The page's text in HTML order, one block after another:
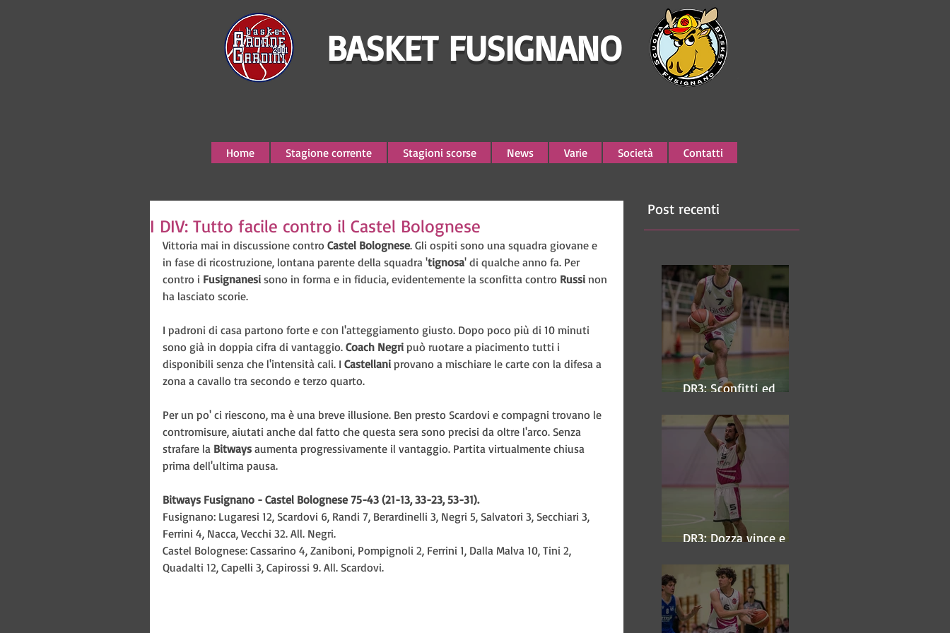
BASKET FUSIGNANO
Home Stagione corrente Stagioni scorse News Varie Società Contatti
I DIV: Tutto facile contro il Castel Bolognese
Vittoria mai in discussione contro Castel Bolognese. Gli ospiti sono una squadra giovane e
in fase di ricostruzione, lontana parente della squadra 'tignosa' di qualche anno fa. Per
contro i Fusignanesi sono in forma e in fiducia, evidentemente la sconfitta contro Russi non
ha lasciato scorie.
I padroni di casa partono forte e con l'atteggiamento giusto. Dopo poco più di 10 minuti
sono già in doppia cifra di vantaggio. Coach Negri può ruotare a piacimento tutti i
disponibili senza che l'intensità cali. I Castellani provano a mischiare le carte con la difesa a
zona a cavallo tra secondo e terzo quarto.
Per un po' ci riescono, ma è una breve illusione. Ben presto Scardovi e compagni trovano le
contromisure, aiutati anche dal fatto che questa sera sono precisi da oltre l'arco. Senza
strafare la Bitways aumenta progressivamente il vantaggio. Partita virtualmente chiusa
prima dell'ultima pausa.
Bitways Fusignano - Castel Bolognese 75-43 (21-13, 33-23, 53-31).
Fusignano: Lugaresi 12, Scardovi 6, Randi 7, Berardinelli 3, Negri 5, Salvatori 3, Secchiari 3,
Ferrini 4, Nacca, Vecchi 32. All. Negri.
Castel Bolognese: Cassarino 4, Zaniboni, Pompignoli 2, Ferrini 1, Dalla Malva 10, Tini 2,
Quadalti 12, Capelli 3, Capirossi 9. All. Scardovi.
Post recenti
DR3: Sconfitti ed
DR3: Dozza vince e